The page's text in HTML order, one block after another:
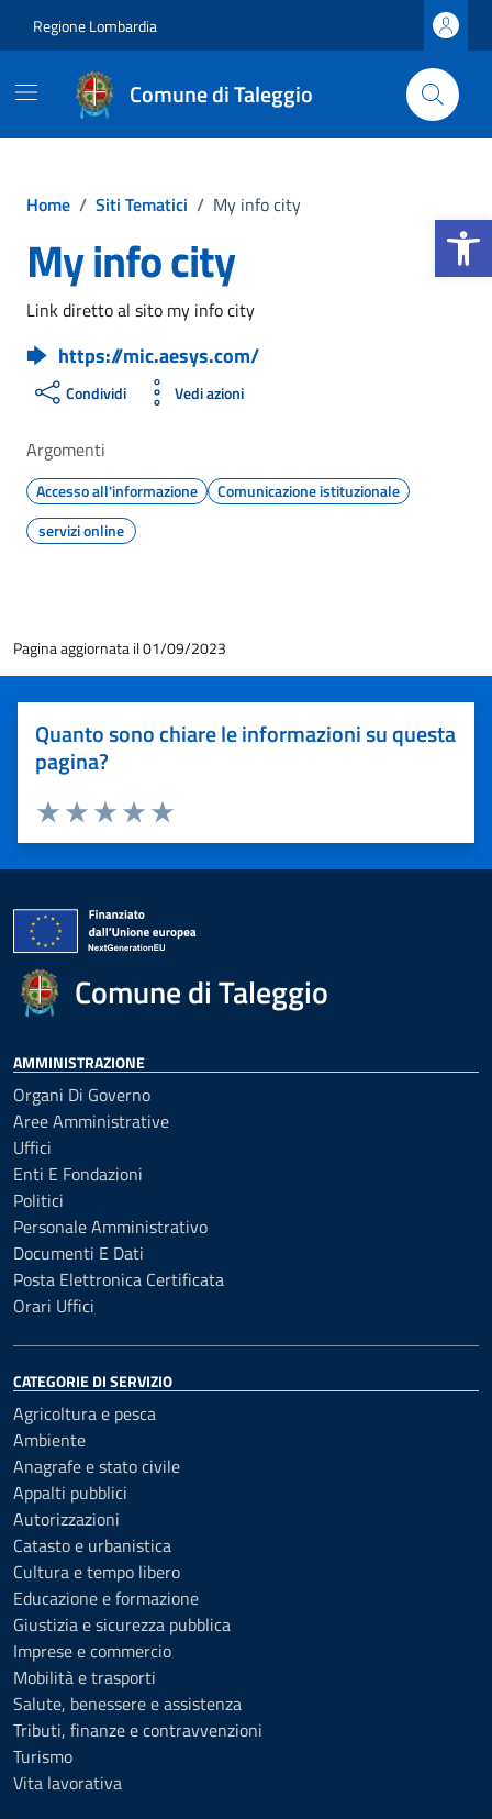
Apri la
Regione Lombardia
Comune di Taleggio
Home / Siti Tematici / My info city
My info city
Link diretto al sito my info city
https://mic.aesys.com/
Condividi Vedi azioni
Argomenti
Accesso all'informazione
Comunicazione istituzionale
servizi online
Pagina aggiornata il 01/09/2023
Quanto sono chiare le informazioni su questa
pagina?
Valuta 5 stelle su 5
Valuta 4 stelle su 5
Valuta 3 stelle su 5
Valuta 2 stelle su 5
Valuta 1 stelle su 5
Comune di Taleggio
AMMINISTRAZIONE
Organi Di Governo
Aree Amministrative
Uffici
Enti E Fondazioni
Politici
Personale Amministrativo
Documenti E Dati
Posta Elettronica Certificata
Orari Uffici
CATEGORIE DI SERVIZIO
Agricoltura e pesca
Ambiente
Anagrafe e stato civile
Appalti pubblici
Autorizzazioni
Catasto e urbanistica
Cultura e tempo libero
Educazione e formazione
Giustizia e sicurezza pubblica
Imprese e commercio
Mobilità e trasporti
Salute, benessere e assistenza
Tributi, finanze e contravvenzioni
Turismo
Vita lavorativa